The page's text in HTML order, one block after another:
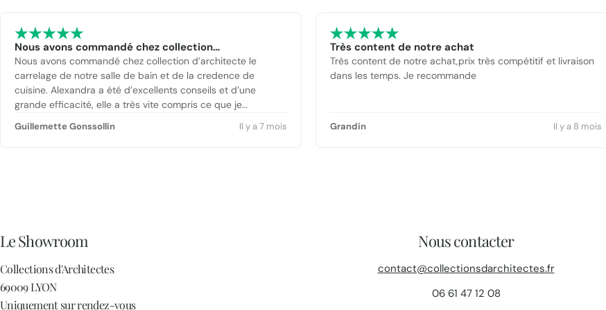
Nous avons commandé chez collection…
Nous avons commandé chez collection d’architecte le
carrelage de notre salle de bain et de la credence de
cuisine. Alexandra a été d’excellents conseils et d’une
grande efficacité, elle a très vite compris ce que je
soucis. Lionel nous a même aidé à charger la marchandise à
Guillemette Gonssollin Il y a 7 mois
Très content de notre achat
Très content de notre achat,prix très compétitif et livraison
dans les temps. Je recommande
Grandin Il y a 8 mois
Le Showroom
Collections d'Architectes
69009 LYON
Uniquement sur rendez-vous
Nous contacter
contact@collectionsdarchitectes.fr
06 61 47 12 08